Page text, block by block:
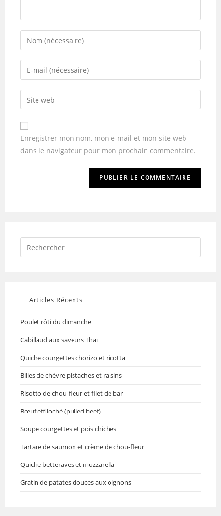
Enregistrer mon nom, mon e-mail et mon site web
dans le navigateur pour mon prochain commentaire.
Articles Récents
Poulet rôti du dimanche
Cabillaud aux saveurs Thaï
Quiche courgettes chorizo et ricotta
Billes de chèvre pistaches et raisins
Risotto de chou-fleur et filet de bar
Bœuf effiloché (pulled beef)
Soupe courgettes et pois chiches
Tartare de saumon et crème de chou-fleur
Quiche betteraves et mozzarella
Gratin de patates douces aux oignons